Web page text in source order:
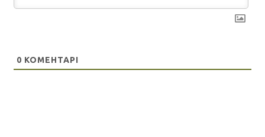
0 КОМЕНТАРІ